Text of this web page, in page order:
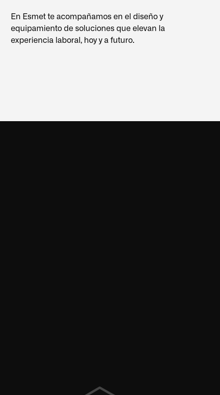
En Esmet te acompañamos en el diseño y
equipamiento de soluciones que elevan la
experiencia laboral, hoy y a futuro.